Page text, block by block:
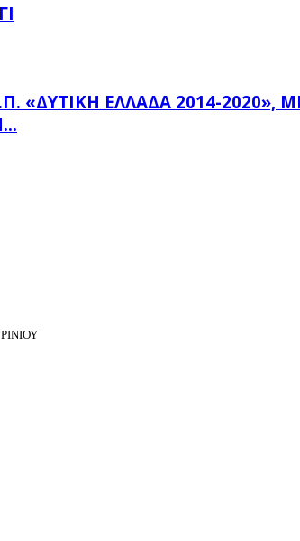
ΕΛΛΆΔΑ 2014-2020»,